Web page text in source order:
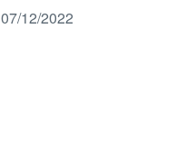
07/12/2022